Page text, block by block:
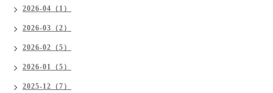
2026-04（1）
2026-03（2）
2026-02（5）
2026-01（5）
2025-12（7）